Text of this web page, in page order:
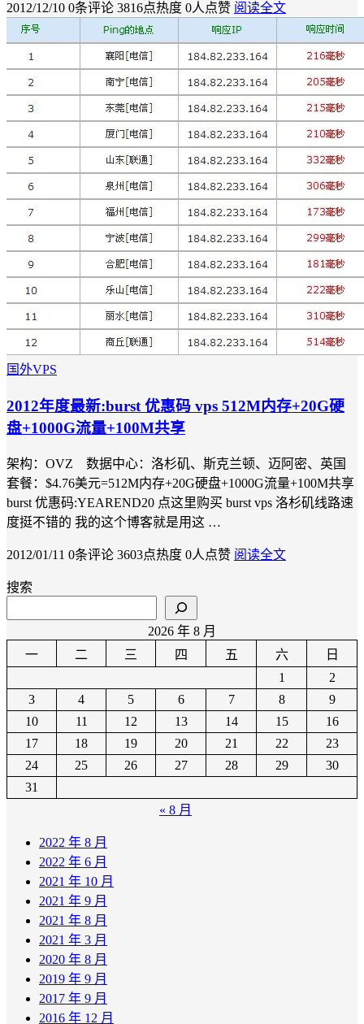
2012/12/10 0条评论 3816点热度 0人点赞 阅读全文
国外VPS
2012年度最新:burst 优惠码 vps 512M内存+20G硬
盘+1000G流量+100M共享
架构：OVZ 数据中心：洛杉矶、斯克兰顿、迈阿密、英国
套餐：$4.76美元=512M内存+20G硬盘+1000G流量+100M共享
burst 优惠码:YEAREND20 点这里购买 burst vps 洛杉矶线路速
度挺不错的 我的这个博客就是用这 …
2012/01/11 0条评论 3603点热度 0人点赞 阅读全文
搜索
2026 年 8 月
一
二 三 四 五 六
日
1
2
3
4 5 6 7 8
9
10
11 12 13 14 15
16
17
18 19 20 21 22
23
24
25 26 27 28 29
30
31
« 8 月
2022 年 8 月
2022 年 6 月
2021 年 10 月
2021 年 9 月
2021 年 8 月
2021 年 3 月
2020 年 8 月
2019 年 9 月
2017 年 9 月
2016 年 12 月